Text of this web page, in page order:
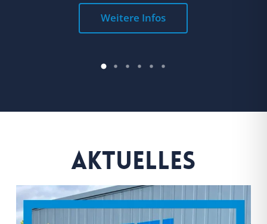
Weitere Infos
Aktuelles